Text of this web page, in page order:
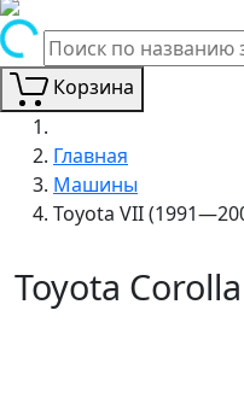
Корзина
Главная
Машины
Toyota VII
Toyota